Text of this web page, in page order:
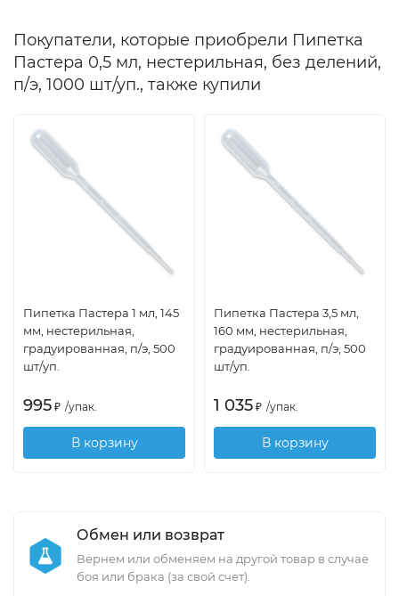
Покупатели, которые приобрели Пипетка
Пастера 0,5 мл, нестерильная, без делений,
п/э, 1000 шт/уп., также купили
Пипетка Пастера 1 мл, 145
мм, нестерильная,
градуированная, п/э, 500
шт/уп.
995 ₽ /упак.
В корзину
Пипетка Пастера 3,5 мл,
160 мм, нестерильная,
градуированная, п/э, 500
шт/уп.
1 035 ₽ /упак.
В корзину
Обмен или возврат
Вернем или обменяем на другой товар в случае
боя или брака (за свой счет).